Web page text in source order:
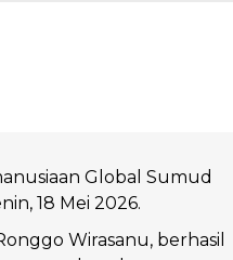
Global Sumud
18 Mei 2026.
Wirasanu, berhasil